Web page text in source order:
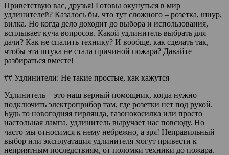
Приветствую вас, друзья! Готовы окунуться в мир
удлинителей? Казалось бы, что тут сложного – розетка, шнур,
вилка. Но когда дело доходит до выбора и использования,
всплывает куча вопросов. Какой удлинитель выбрать для
дачи? Как не спалить технику? И вообще, как сделать так,
чтобы эта штука не стала причиной пожара? Давайте
разбираться вместе!
## Удлинители: Не такие простые, как кажутся
Удлинитель – это наш верный помощник, когда нужно
подключить электроприбор там, где розетки нет под рукой.
Будь то новогодняя гирлянда, газонокосилка или просто
настольная лампа, удлинитель выручает нас повсюду. Но
часто мы относимся к нему небрежно, а зря! Неправильный
выбор или эксплуатация удлинителя могут привести к
неприятным последствиям, от поломки техники до пожара.